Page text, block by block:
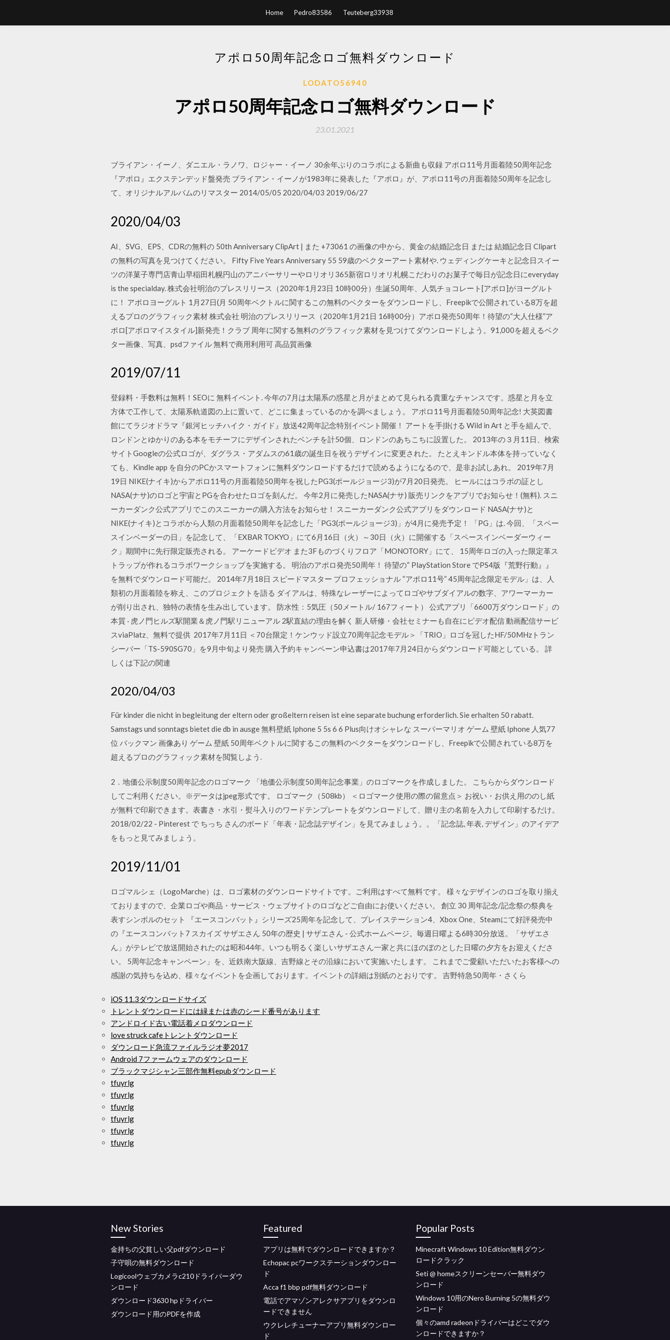
Home Pedro83586 Teuteberg33938
アポロ50周年記念ロゴ無料ダウンロード
LODATO56940
アポロ50周年記念ロゴ無料ダウンロード
23.01.2021
ブライアン・イーノ、ダニエル・ラノワ、ロジャー・イーノ 30余年ぶりのコラボによる新曲も収録 アポロ11号月面着陸50周年記念
『アポロ』エクステンデッド盤発売 ブライアン・イーノが1983年に発表した『アポロ』が、アポロ11号の月面着陸50周年を記念し
て、オリジナルアルバムのリマスター 2014/05/05 2020/04/03 2019/06/27
2020/04/03
AI、SVG、EPS、CDRの無料の 50th Anniversary ClipArt | また +73061 の画像の中から、黄金の結婚記念日 または 結婚記念日 Clipart
の無料の写真を見つけてください。 Fifty Five Years Anniversary 55 59歳のベクターアート素材や. ウェディングケーキと記念日スイー
ツの洋菓子専門店青山早稲田札幌円山のアニバーサリーやロリオリ365新宿ロリオリ札幌こだわりのお菓子で毎日が記念日にeveryday
is the specialday. 株式会社明治のプレスリリース（2020年1月23日 10時00分）生誕50周年、人気チョコレート[アポロ]がヨーグルト
に！ アポロヨーグルト 1月27日(月 50周年ベクトルに関するこの無料のベクターをダウンロードし、Freepikで公開されている8万を超
えるプロのグラフィック素材 株式会社 明治のプレスリリース（2020年1月21日 16時00分）アポロ発売50周年！待望の“大人仕様”ア
ポロ[アポロマイスタイル]新発売！クラブ 周年に関する無料のグラフィック素材を見つけてダウンロードしよう。91,000を超えるベク
ター画像、写真、psdファイル 無料で商用利用可 高品質画像
2019/07/11
登録料・手数料は無料！SEOに 無料イベント. 今年の7月は太陽系の惑星と月がまとめて見られる貴重なチャンスです。惑星と月を立
方体で工作して、太陽系軌道図の上に置いて、どこに集まっているのかを調べましょう。 アポロ11号月面着陸50周年記念! 大英図書
館にてラジオドラマ『銀河ヒッチハイク・ガイド』放送42周年記念特別イベント開催！ アートを手掛ける Wild in Art と手を組んで、
ロンドンとゆかりのある本をモチーフにデザインされたベンチを計50個、ロンドンのあちこちに設置した。 2013年の３月11日、検索
サイトGoogleの公式ロゴが、ダグラス・アダムスの61歳の誕生日を祝うデザインに変更された。 たとえキンドル本体を持っていなく
ても、Kindle app を自分のPCかスマートフォンに無料ダウンロードするだけで読めるようになるので、是非お試しあれ。 2019年7月
19日 NIKE(ナイキ)からアポロ11号の月面着陸50周年を祝したPG3(ポールジョージ3)が7月20日発売。 ヒールにはコラボの証とし
NASA(ナサ)のロゴと宇宙とPGを合わせたロゴを刻んだ。 今年2月に発売したNASA(ナサ) 販売リンクをアプリでお知らせ！(無料). スニ
ーカーダンク公式アプリでこのスニーカーの購入方法をお知らせ！ スニーカーダンク公式アプリをダウンロード NASA(ナサ)と
NIKE(ナイキ)とコラボから人類の月面着陸50周年を記念した「PG3(ポールジョージ3)」が4月に発売予定！ 「PG」は. 今回、「スペー
スインベーダーの日」を記念して、「EXBAR TOKYO」にて6月16日（火）～30日（火）に開催する「スペースインベーダーウィー
ク」期間中に先行限定販売される。 アーケードビデオ また3Fものづくりフロア「MONOTORY」にて、 15周年ロゴの入った限定革ス
トラップが作れるコラボワークショップを実施する。 明治のアポロ発売50周年！ 待望の“ PlayStation Store でPS4版『荒野行動』』
を無料でダウンロード可能だ。 2014年7月18日 スピードマスター プロフェッショナル “アポロ11号” 45周年記念限定モデル」は、人
類初の月面着陸を称え、このプロジェクトを語る ダイアルは、特殊なレーザーによってロゴやサブダイアルの数字、アワーマーカー
が削り出され、独特の表情を生み出しています。 防水性：5気圧（50メートル/ 167フィート） 公式アプリ「6600万ダウンロード」の
本質 · 虎ノ門ヒルズ駅開業＆虎ノ門駅リニューアル 2駅直結の理由を解く 新人研修・会社セミナーも自在にビデオ配信 動画配信サービ
スviaPlatz、無料で提供 2017年7月11日 ＜70台限定！ケンウッド設立70周年記念モデル＞「TRIO」ロゴを冠したHF/50MHzトラン
シーバー「TS-590SG70」を9月中旬より発売 購入予約キャンペーン申込書は2017年7月24日からダウンロード可能としている。 詳
しくは下記の関連
2020/04/03
Für kinder die nicht in begleitung der eltern oder großeltern reisen ist eine separate buchung erforderlich. Sie erhalten 50 rabatt.
Samstags und sonntags bietet die db in ausge 無料壁紙 Iphone 5 5s 6 6 Plus向けオシャレな スーパーマリオ ゲーム 壁紙 Iphone 人気77
位 パックマン 画像あり ゲーム 壁紙 50周年ベクトルに関するこの無料のベクターをダウンロードし、Freepikで公開されている8万を
超えるプロのグラフィック素材を閲覧しよう.
2．地価公示制度50周年記念のロゴマーク 「地価公示制度50周年記念事業」のロゴマークを作成しました。 こちらからダウンロード
してご利用ください。※データはjpeg形式です。 ロゴマーク（508kb） ＜ロゴマーク使用の際の留意点＞ お祝い・お供え用ののし紙
が無料で印刷できます。表書き・水引・熨斗入りのワードテンプレートをダウンロードして、贈り主の名前を入力して印刷するだけ。
2018/02/22 - Pinterest で ちっち さんのボード「年表・記念誌デザイン」を見てみましょう。。「記念誌, 年表, デザイン」のアイデア
をもっと見てみましょう。
2019/11/01
ロゴマルシェ（LogoMarche）は、ロゴ素材のダウンロードサイトです。ご利用はすべて無料です。 様々なデザインのロゴを取り揃え
ておりますので、企業ロゴや商品・サービス・ウェブサイトのロゴなどご自由にお使いください。 創立 30 周年記念/記念祭の祭典を
表すシンボルのセット 『エースコンバット』シリーズ25周年を記念して、プレイステーション4、Xbox One、Steamにて好評発売中
の『エースコンバット7 スカイズ サザエさん 50年の歴史 | サザエさん - 公式ホームページ。毎週日曜よる6時30分放送。「サザエさ
ん」がテレビで放送開始されたのは昭和44年。いつも明るく楽しいサザエさん一家と共にほのぼのとした日曜の夕方をお迎えくださ
い。 5周年記念キャンペーン」を、近鉄南大阪線、吉野線とその沿線において実施いたします。 これまでご愛顧いただいたお客様への
感謝の気持ちを込め、様々なイベントを企画しております。イベ ントの詳細は別紙のとおりです。 吉野特急50周年・さくら
iOS 11.3ダウンロードサイズ
トレントダウンロードには緑または赤のシード番号があります
アンドロイド古い電話着メロダウンロード
love struck cafeトレントダウンロード
ダウンロード急流ファイルラジオ夢2017
Android 7ファームウェアのダウンロード
ブラックマジシャン三部作無料epubダウンロード
tfuyrlg
tfuyrlg
tfuyrlg
tfuyrlg
tfuyrlg
tfuyrlg
New Stories
金持ちの父貧しい父pdfダウンロード
子守唄の無料ダウンロード
Logicoolウェブカメラc210ドライバーダウ
ンロード
ダウンロード3630 hpドライバー
ダウンロード用のPDFを作成
Featured
アプリは無料でダウンロードできますか？
Echopac pcワークステーションダウンロー
ド
Acca f1 bbp pdf無料ダウンロード
電話でアマゾンアレクサアプリをダウンロ
ードできません
ウクレレチューナーアプリ無料ダウンロー
ド
Popular Posts
Minecraft Windows 10 Edition無料ダウン
ロードクラック
Seti @ homeスクリーンセーバー無料ダウ
ンロード
Windows 10用のNero Burning 5の無料ダウ
ンロード
個々のamd radeonドライバーはどこでダウ
ンロードできますか？